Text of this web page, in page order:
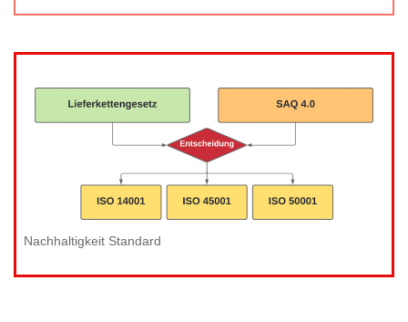
Nachhaltigkeit Standard